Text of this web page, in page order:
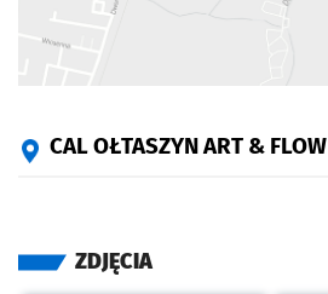
CAL OŁTASZYN ART & FLOW
ZDJĘCIA